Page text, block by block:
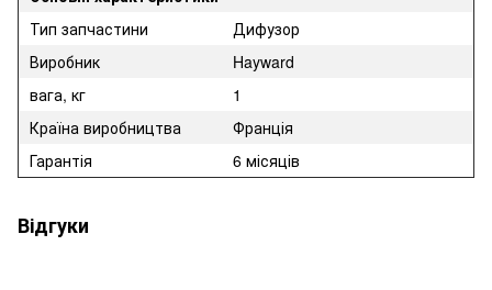
Тип запчастини
Дифузор
Виробник
Hayward
вага, кг
1
Країна виробництва
Франція
Гарантія
6 місяців
Відгуки